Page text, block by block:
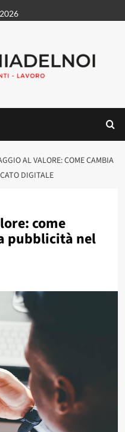
AL VALORE: COME CAMBIA
DIGITALE
come
pubblicità nel